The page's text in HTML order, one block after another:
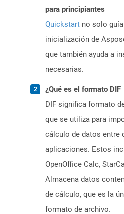
para principiantes
Quickstart no solo
inicialización de
que también ayuda a
necesarias.
¿Qué es el formato DIF
DIF significa formato
que se utiliza para
cálculo de datos entre
aplicaciones. Estos
OpenOffice Calc,
Almacena datos
de cálculo, que es la
formato de archivo.